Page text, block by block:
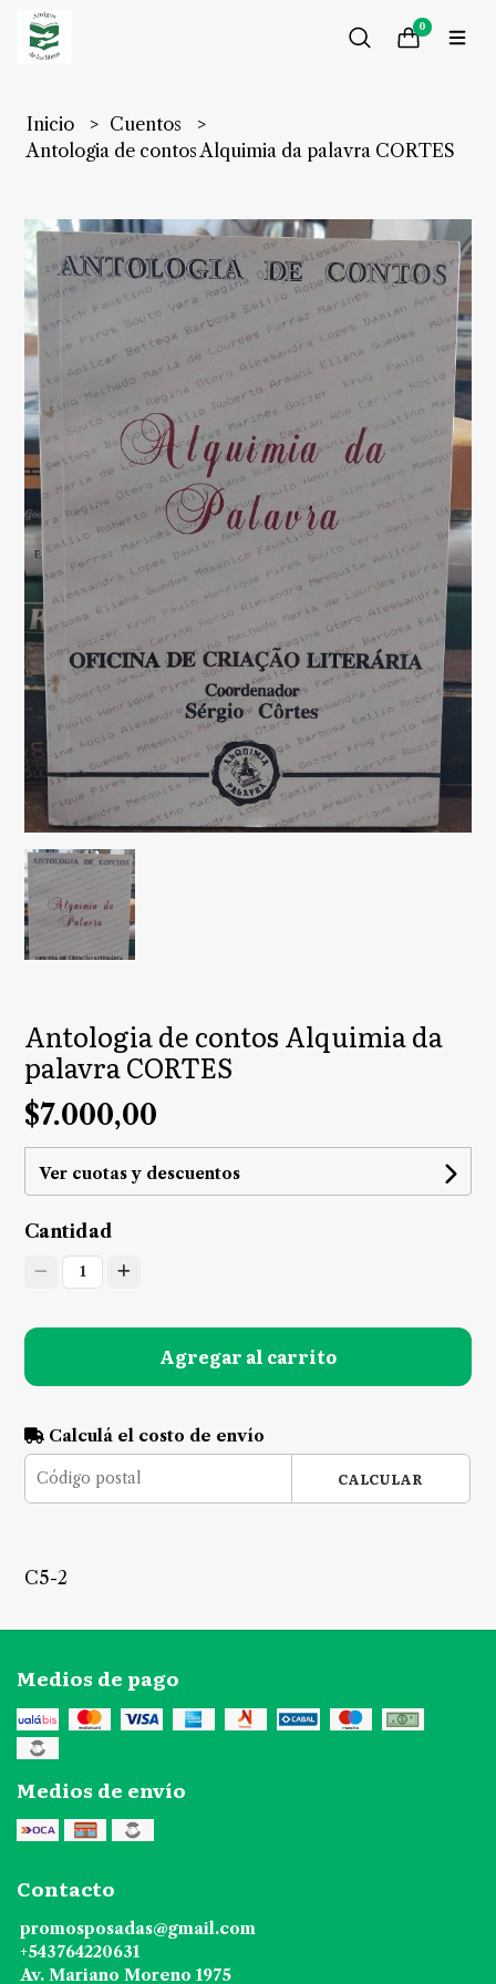
0
Inicio
Cuentos
Antologia de contos Alquimia da palavra CORTES
Antologia de contos Alquimia da
palavra CORTES
$7.000,00
Ver cuotas y descuentos
Cantidad
1
Agregar al carrito
Calculá el costo de envío
CALCULAR
C5-2
Medios de pago
Medios de envío
Contacto
promosposadas@gmail.com
+543764220631
Av. Mariano Moreno 1975